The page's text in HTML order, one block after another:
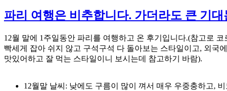
파리 여행은 비추합니다. 가더라도 큰 기
12월 말에 1주일동안 파리를 여행하고 온 후기입니다.(참고로
빡세게 잡아 쉬지 않고 구석구석 다 돌아보는 스타일이고, 외
맛있어하고 잘 먹는 스타일이니 보시는데 참고하기 바람).
12월말 날씨: 낮에도 구름이 많이 껴서 매우 우중충하고,